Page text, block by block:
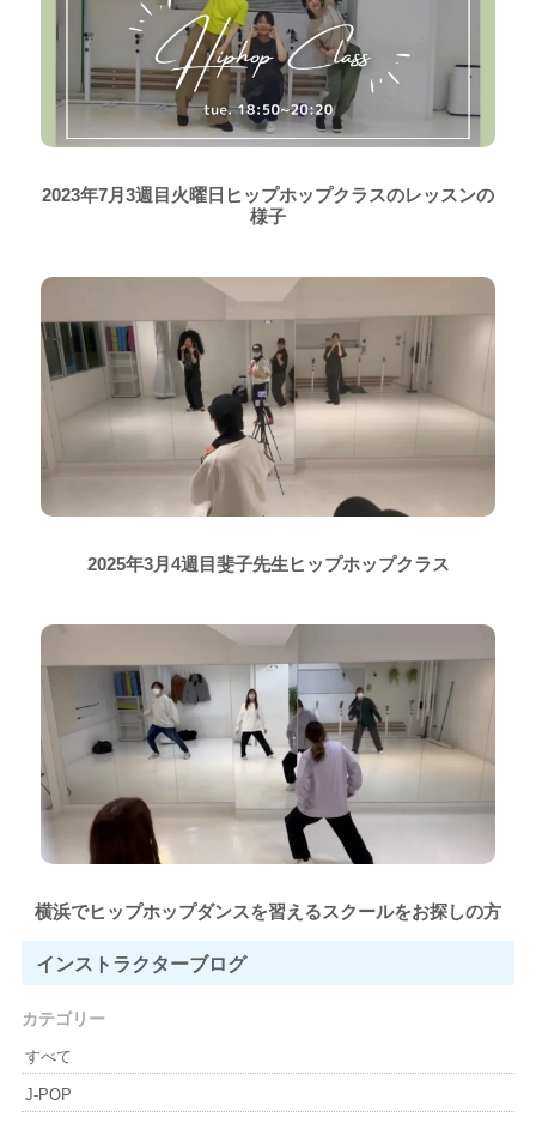
2023年7月3週目火曜日ヒップホップクラスのレッスンの
様子
2025年3月4週目斐子先生ヒップホップクラス
横浜でヒップホップダンスを習えるスクールをお探しの方
インストラクターブログ
カテゴリー
すべて
J-POP